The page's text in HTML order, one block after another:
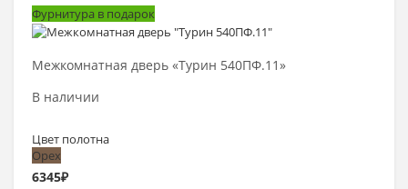
Фурнитура в подарок
Межкомнатная дверь «Турин 540ПФ.11»
В наличии
Цвет полотна
Орех
6345₽
Выбрать >